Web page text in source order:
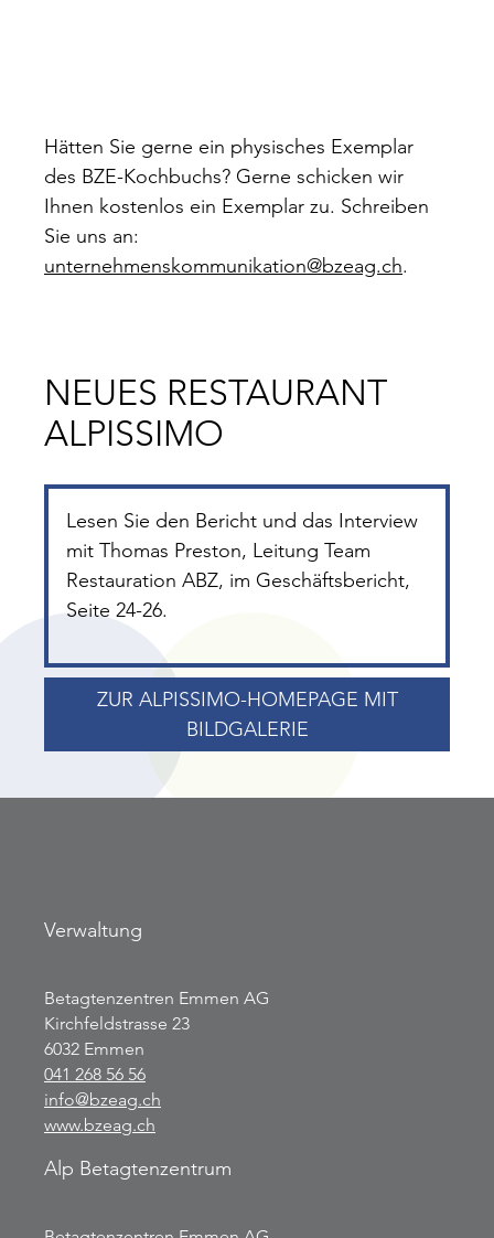
Hätten Sie gerne ein physisches Exemplar
des BZE-Kochbuchs? Gerne schicken wir
Ihnen kostenlos ein Exemplar zu. Schreiben
Sie uns an:
unternehmenskommunikation@bzeag.ch.
NEUES RESTAURANT
ALPISSIMO
Lesen Sie den Bericht und das Interview
mit Thomas Preston, Leitung Team
Restauration ABZ, im Geschäftsbericht,
Seite 24-26.
ZUR ALPISSIMO-HOMEPAGE MIT
BILDGALERIE
Verwaltung
Betagtenzentren Emmen AG
Kirchfeldstrasse 23
6032 Emmen
041 268 56 56
info@bzeag.ch
www.bzeag.ch
Alp Betagtenzentrum